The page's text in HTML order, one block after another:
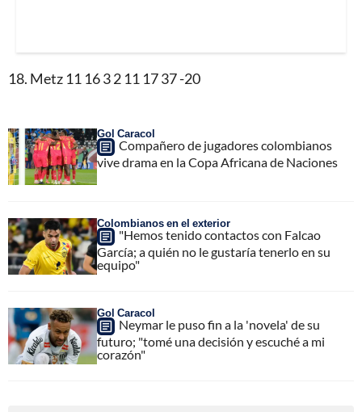
18. Metz 11 16 3 2 11 17 37 -20
Gol Caracol
Compañero de jugadores colombianos
vive drama en la Copa Africana de Naciones
Colombianos en el exterior
"Hemos tenido contactos con Falcao
García; a quién no le gustaría tenerlo en su
equipo"
Gol Caracol
Neymar le puso fin a la 'novela' de su
futuro; "tomé una decisión y escuché a mi
corazón"